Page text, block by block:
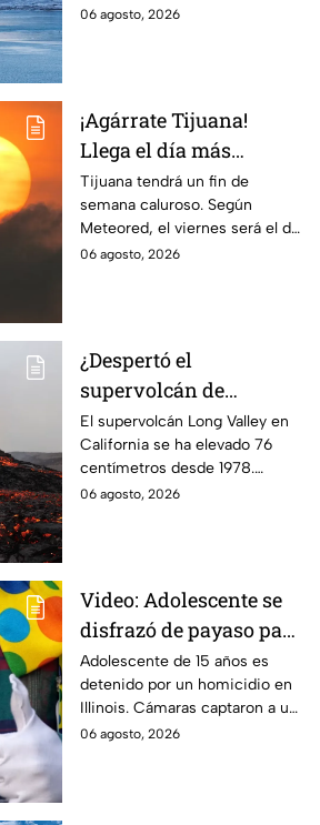
investigan las causas y piden
06 agosto, 2026
¡Agárrate Tijuana!
Llega el día más
caluroso del fin de
semana
Tijuana tendrá un fin de
semana caluroso. Según
Meteored, el viernes será el día
más sofocante con
06 agosto, 2026
¿Despertó el
supervolcán de
California? Esto se sabe
de la inusual elevación
de Long Valley
El supervolcán Long Valley en
California se ha elevado 76
centímetros desde 1978.
Expertos monitorean su
06 agosto, 2026
Video: Adolescente se
disfrazó de payaso para
quitarle la vida a un
abuelito
Adolescente de 15 años es
detenido por un homicidio en
Illinois. Cámaras captaron a un
supuesto sospechoso con
06 agosto, 2026